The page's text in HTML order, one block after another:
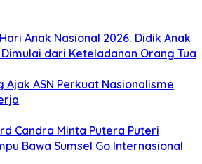
Anak Nasional 2026: Didik Anak
dari Keteladanan Orang Tua
ASN Perkuat Nasionalisme
Candra Minta Putera Puteri
Bawa Sumsel Go Internasional